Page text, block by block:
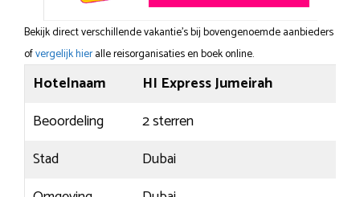
Bekijk direct verschillende vakantie's bij bovengenoemde aanbieders
ofvergelijk hieralle reisorganisaties en boek online.
Hotelnaam
HI Express Jumeirah
Beoordeling
2 sterren
Stad
Dubai